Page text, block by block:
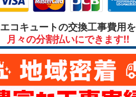
エコキュートの交換工事費用を
月々の分割払いにできます!!